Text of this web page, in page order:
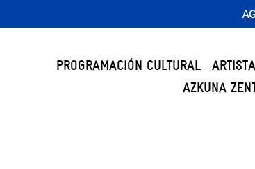
PROGRAMACIÓN CULTURAL
AZKUNA